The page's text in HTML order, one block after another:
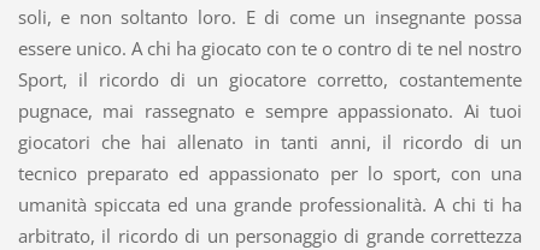
soli, e non soltanto loro. E di come un insegnante possa
essere unico. A chi ha giocato con te o contro di te nel nostro
Sport, il ricordo di un giocatore corretto, costantemente
pugnace, mai rassegnato e sempre appassionato. Ai tuoi
giocatori che hai allenato in tanti anni, il ricordo di un
tecnico preparato ed appassionato per lo sport, con una
umanità spiccata ed una grande professionalità. A chi ti ha
arbitrato, il ricordo di un personaggio di grande correttezza